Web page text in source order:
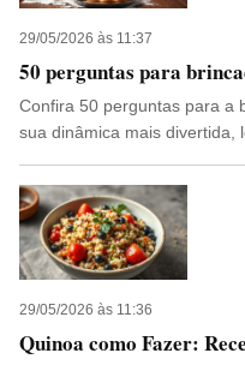
29/05/2026 às 11:37
50 perguntas para
Confira 50 perguntas para a
sua dinâmica mais divertida,
29/05/2026 às 11:36
Quinoa como Fazer: